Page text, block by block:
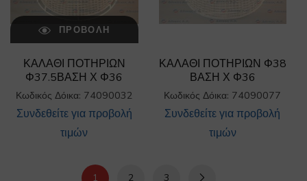
ΠΡΟΒΟΛΉ
ΚΑΛΑΘΙ ΠΟΤΗΡΙΩΝ
Φ37.5ΒΑΣΗ Χ Φ36
Κωδικός Δόικα: 74090032
Συνδεθείτε για προβολή
τιμών
ΚΑΛΑΘΙ ΠΟΤΗΡΙΩΝ Φ38
ΒΑΣΗ Χ Φ36
Κωδικός Δόικα: 74090077
Συνδεθείτε για προβολή
τιμών
1 2 3